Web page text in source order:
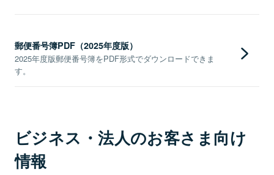
郵便番号簿PDF（2025年度版）
2025年度版郵便番号簿をPDF形式でダウンロードできま
す。
ビジネス・法人のお客さま向け
情報